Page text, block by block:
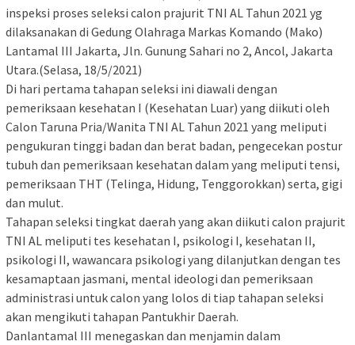
inspeksi proses seleksi calon prajurit TNI AL Tahun 2021 yg
dilaksanakan di Gedung Olahraga Markas Komando (Mako)
Lantamal III Jakarta, Jln. Gunung Sahari no 2, Ancol, Jakarta
Utara.(Selasa, 18/5/2021)
Di hari pertama tahapan seleksi ini diawali dengan
pemeriksaan kesehatan I (Kesehatan Luar) yang diikuti oleh
Calon Taruna Pria/Wanita TNI AL Tahun 2021 yang meliputi
pengukuran tinggi badan dan berat badan, pengecekan postur
tubuh dan pemeriksaan kesehatan dalam yang meliputi tensi,
pemeriksaan THT (Telinga, Hidung, Tenggorokkan) serta, gigi
dan mulut.
Tahapan seleksi tingkat daerah yang akan diikuti calon prajurit
TNI AL meliputi tes kesehatan I, psikologi I, kesehatan II,
psikologi II, wawancara psikologi yang dilanjutkan dengan tes
kesamaptaan jasmani, mental ideologi dan pemeriksaan
administrasi untuk calon yang lolos di tiap tahapan seleksi
akan mengikuti tahapan Pantukhir Daerah.
Danlantamal III menegaskan dan menjamin dalam